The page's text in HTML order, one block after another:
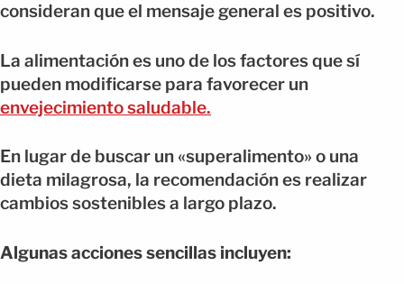
consideran que el mensaje general es positivo.
La alimentación es uno de los factores que sí
pueden modificarse para favorecer un
envejecimiento saludable.
En lugar de buscar un «superalimento» o una
dieta milagrosa, la recomendación es realizar
cambios sostenibles a largo plazo.
Algunas acciones sencillas incluyen: